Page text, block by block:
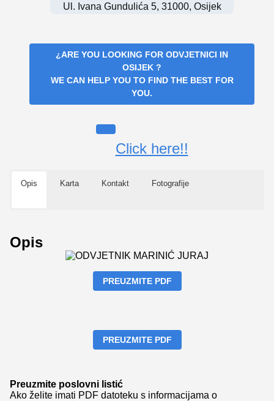
Ul. Ivana Gundulića 5, 31000, Osijek
¿ARE YOU LOOKING FOR ODVJETNICI IN
OSIJEK ?
WE CAN HELP YOU TO FIND THE BEST FOR
YOU.
Click here!!
Opis Karta Kontakt Fotografije
Opis
PREUZMITE PDF
PREUZMITE PDF
Preuzmite poslovni listić
Ako želite imati PDF datoteku s informacijama o